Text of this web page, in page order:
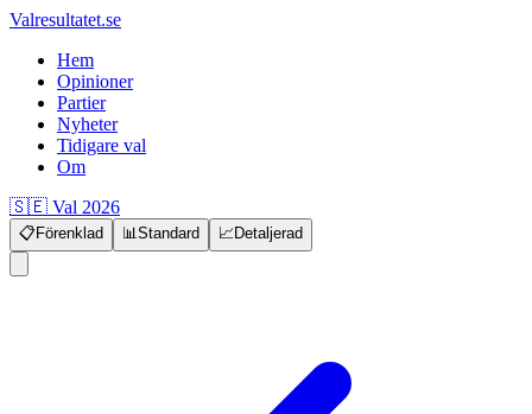
Valresultatet.se
Hem
Opinioner
Partier
Nyheter
Tidigare val
Om
🇸🇪 Val 2026
📋 Förenklad 📊Standard 📈Detaljerad